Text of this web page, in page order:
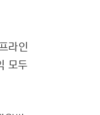
라인
모두